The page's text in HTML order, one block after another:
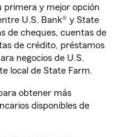
primera y mejor opción
U.S. Bank® y State
de cheques, cuentas de
de crédito, préstamos
negocios de U.S.
local de State Farm.
obtener más
disponibles de